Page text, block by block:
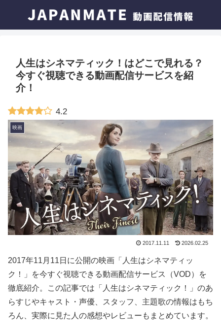
人生はシネマティック！はどこで見れる？
今すぐ視聴できる動画配信サービスを紹
介！
4.2
映画
2017.11.11 2026.02.25
2017年11月11日に公開の映画「人生はシネマティッ
ク！」を今すぐ視聴できる動画配信サービス（VOD）を
徹底紹介。この記事では「人生はシネマティック！」のあ
らすじやキャスト・声優、スタッフ、主題歌の情報はもち
ろん、実際に見た人の感想やレビューもまとめています。